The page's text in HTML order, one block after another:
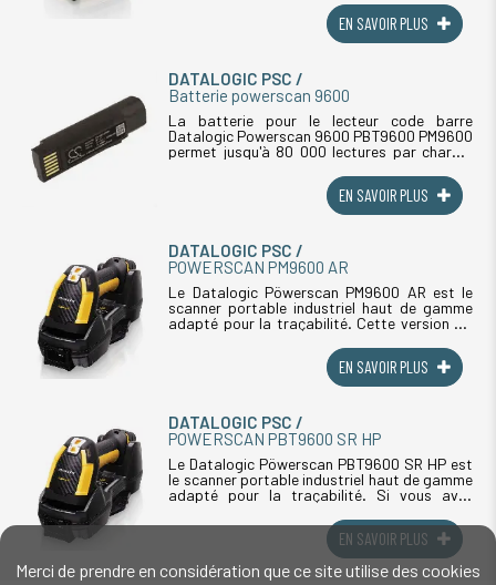
Merci de prendre en considération que ce site utilise des cookies
(maître) peut charger jusqu'à 2 batteries (...)
EN SAVOIR PLUS
DATALOGIC PSC
Batterie powerscan 9600
La batterie pour le lecteur code barre
Datalogic Powerscan 9600 PBT9600 PM9600
permet jusqu'à 80 000 lectures par charge.
techniques les plus importantes (...)
EN SAVOIR PLUS
DATALOGIC PSC
POWERSCAN PM9600 AR
Le Datalogic Pöwerscan PM9600 AR est le
scanner portable industriel haut de gamme
adapté pour la traçabilité. Cette version AR
distances. Si vous avez besoin (...)
EN SAVOIR PLUS
DATALOGIC PSC
POWERSCAN PBT9600 SR HP
Le Datalogic Pöwerscan PBT9600 SR HP est
le scanner portable industriel haut de gamme
adapté pour la traçabilité. Si vous avez
codes barres est conforme aux normes (...)
EN SAVOIR PLUS